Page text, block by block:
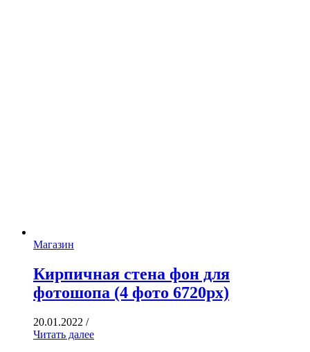
Магазин
Кирпичная стена фон для
фотошопа (4 фото 6720px)
20.01.2022 /
Читать далее